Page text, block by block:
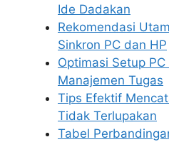
Ide Dadakan
Rekomendasi
Sinkron PC dan HP
Optimasi Setup
Manajemen Tugas
Tips Efektif
Tidak Terlupakan
Tabel